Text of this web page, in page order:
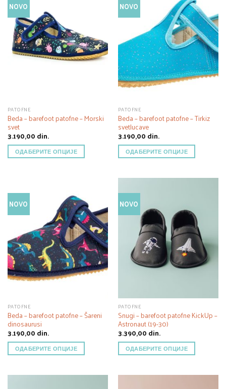
NOVO
PATOFNE
Beda – barefoot patofne – Morski
svet
3.190,00 din.
ОДАБЕРИТЕ ОПЦИЈЕ
NOVO
PATOFNE
Beda – barefoot patofne – Tirkiz
svetlucave
3.190,00 din.
ОДАБЕРИТЕ ОПЦИЈЕ
NOVO
PATOFNE
Beda – barefoot patofne – Šareni
dinosaurusi
3.190,00 din.
ОДАБЕРИТЕ ОПЦИЈЕ
NOVO
PATOFNE
Snugi – barefoot patofne KickUp –
Astronaut (19-30)
3.390,00 din.
ОДАБЕРИТЕ ОПЦИЈЕ